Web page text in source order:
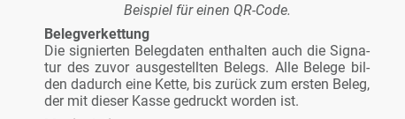
Bei­spiel für ei­nen QR-Code.
Be­leg­ver­ket­tung
Die si­gnier­ten Be­leg­da­ten ent­hal­ten auch die Si­gna­
tur des zu­vor aus­ge­stell­ten Be­legs. Al­le Be­le­ge bil­
den da­durch ei­ne Ket­te, bis zu­rück zum ers­ten Be­leg,
der mit die­ser Kas­se ge­druckt wor­den ist.